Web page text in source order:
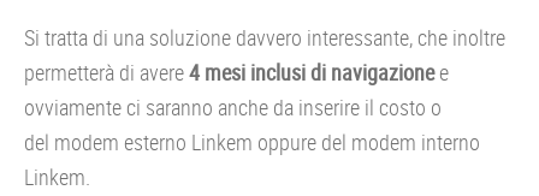
Si tratta di una soluzione davvero interessante, che inoltre
permetterà di avere4 mesi inclusi di navigazionee
ovviamente ci saranno anche da inserire il costo o
del modem esterno Linkem oppure del modem interno
Linkem.